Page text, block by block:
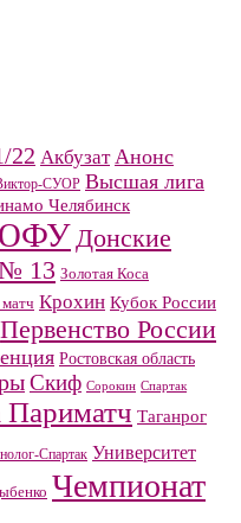
22 Акбузат Анонс
СУОР Высшая лига
Челябинск
ЮФУДонские
13 Золотая Коса
Крохин Кубок России
Первенство России
Ростовская область
Скиф Сорокин Спартак
Париматч Таганрог
Спартак Университет
Чемпионат